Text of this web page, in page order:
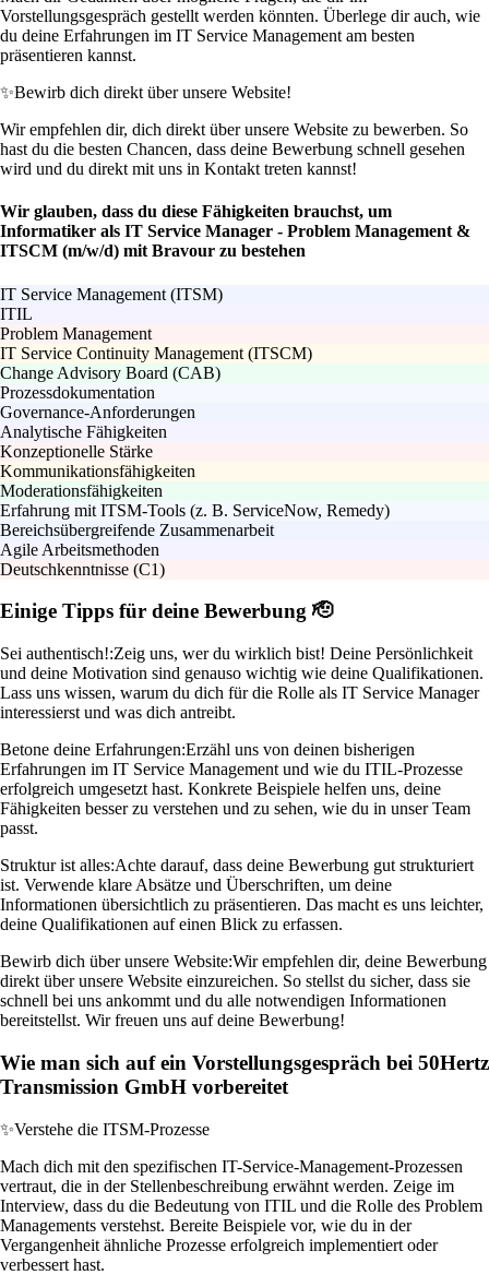
Vorstellungsgespräch gestellt werden könnten. Überlege dir auch, wie
du deine Erfahrungen im IT Service Management am besten
präsentieren kannst.
✨Bewirb dich direkt über unsere Website!
Wir empfehlen dir, dich direkt über unsere Website zu bewerben. So
hast du die besten Chancen, dass deine Bewerbung schnell gesehen
wird und du direkt mit uns in Kontakt treten kannst!
Wir glauben, dass du diese Fähigkeiten brauchst, um
Informatiker als IT Service Manager - Problem Management &
ITSCM (m/w/d) mit Bravour zu bestehen
IT Service Management (ITSM)
ITIL
Problem Management
IT Service Continuity Management (ITSCM)
Change Advisory Board (CAB)
Prozessdokumentation
Governance-Anforderungen
Analytische Fähigkeiten
Konzeptionelle Stärke
Kommunikationsfähigkeiten
Moderationsfähigkeiten
Erfahrung mit ITSM-Tools (z. B. ServiceNow, Remedy)
Bereichsübergreifende Zusammenarbeit
Agile Arbeitsmethoden
Deutschkenntnisse (C1)
Einige Tipps für deine Bewerbung 🫡
Sei authentisch!:Zeig uns, wer du wirklich bist! Deine Persönlichkeit
und deine Motivation sind genauso wichtig wie deine Qualifikationen.
Lass uns wissen, warum du dich für die Rolle als IT Service Manager
interessierst und was dich antreibt.
Betone deine Erfahrungen:Erzähl uns von deinen bisherigen
Erfahrungen im IT Service Management und wie du ITIL-Prozesse
erfolgreich umgesetzt hast. Konkrete Beispiele helfen uns, deine
Fähigkeiten besser zu verstehen und zu sehen, wie du in unser Team
passt.
Struktur ist alles:Achte darauf, dass deine Bewerbung gut strukturiert
ist. Verwende klare Absätze und Überschriften, um deine
Informationen übersichtlich zu präsentieren. Das macht es uns leichter,
deine Qualifikationen auf einen Blick zu erfassen.
Bewirb dich über unsere Website:Wir empfehlen dir, deine Bewerbung
direkt über unsere Website einzureichen. So stellst du sicher, dass sie
schnell bei uns ankommt und du alle notwendigen Informationen
bereitstellst. Wir freuen uns auf deine Bewerbung!
Wie man sich auf ein Vorstellungsgespräch bei 50Hertz
Transmission GmbH vorbereitet
✨Verstehe die ITSM-Prozesse
Mach dich mit den spezifischen IT-Service-Management-Prozessen
vertraut, die in der Stellenbeschreibung erwähnt werden. Zeige im
Interview, dass du die Bedeutung von ITIL und die Rolle des Problem
Managements verstehst. Bereite Beispiele vor, wie du in der
Vergangenheit ähnliche Prozesse erfolgreich implementiert oder
verbessert hast.